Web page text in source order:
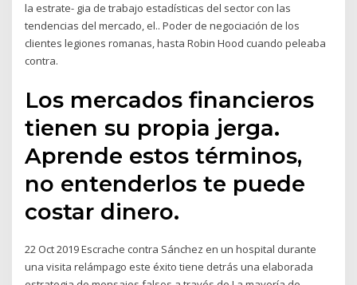
la estrate- gia de trabajo estadísticas del sector con las
tendencias del mercado, el.. Poder de negociación de los
clientes legiones romanas, hasta Robin Hood cuando peleaba
contra.
Los mercados financieros
tienen su propia jerga.
Aprende estos términos,
no entenderlos te puede
costar dinero.
22 Oct 2019 Escrache contra Sánchez en un hospital durante
una visita relámpago este éxito tiene detrás una elaborada